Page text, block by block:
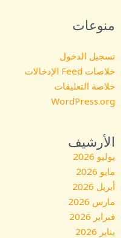
منوعات
تسجيل الدخول
خلاصات Feed الإدخالات
خلاصة التعليقات
WordPress.org
الأرشيف
يوليو 2026
مايو 2026
أبريل 2026
مارس 2026
فبراير 2026
يناير 2026